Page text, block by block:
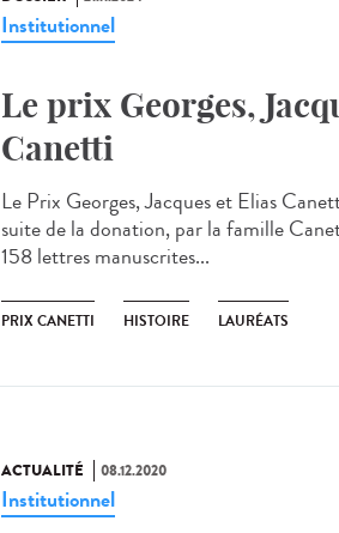
Institutionnel
Le prix Georges,
Canetti
Le Prix Georges, Jacques et Elias
suite de la donation, par la famille
158 lettres manuscrites...
PRIX CANETTI HISTOIRE LAURÉATS
ACTUALITÉ 08.12.2020
Institutionnel